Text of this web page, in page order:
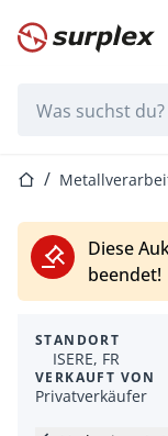
Startseite
Startseite
Diese
beendet!
STANDORT
ISERE, FR
VERKAUFT VON
Privatverkäufer